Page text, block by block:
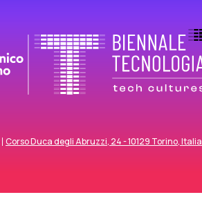
Corso Duca degli Abruzzi, 24 - 10129 Torino, Italia